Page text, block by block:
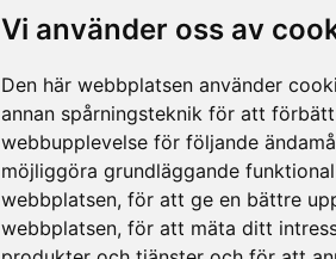
Vi använder oss av
Den här webbplatsen använder
annan spårningsteknik för att
webbupplevelse för följande
möjliggöra grundläggande
webbplatsen, för att ge en bättre
webbplatsen, för att mäta ditt